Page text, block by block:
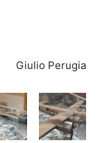
Giulio Perugia